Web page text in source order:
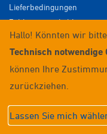
Lieferbedingungen
Zahlungsmöglichkeiten
Datenschutz
Impressum
Widerrufsrecht
Anmelden / Registrieren
© 2026
Hallo! Könnten wir
Technisch notwendige
können Ihre
zurückziehen.
Lassen Sie mich